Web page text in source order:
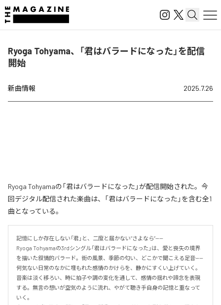
Ryoga Tohyama、「君はバラードになった」を配信
開始
新曲情報 2025.7.26
Ryoga Tohyamaの「君はバラードになった」が配信開始された。今
回デジタル配信された楽曲は、「君はバラードになった」を含む全1
曲となっている。
記憶にしか存在しない「君」と、二度と届かない“さよなら”——
Ryoga Tohyamaの3rdシングル「君はバラードになった」は、愛と喪失の境界
を描いた叙情的バラード。街の風景、季節の匂い、どこかで聞こえる足音——
何気ない日常のなかに埋もれた感情のかけらを、静かにすくい上げていく。
音楽は淡く移ろい、時に拍子や調の変化を通して、感情の揺れや諦念を表現
する。無言の想いが空気のように流れ、やがて聴き手自身の記憶と重なって
いく。